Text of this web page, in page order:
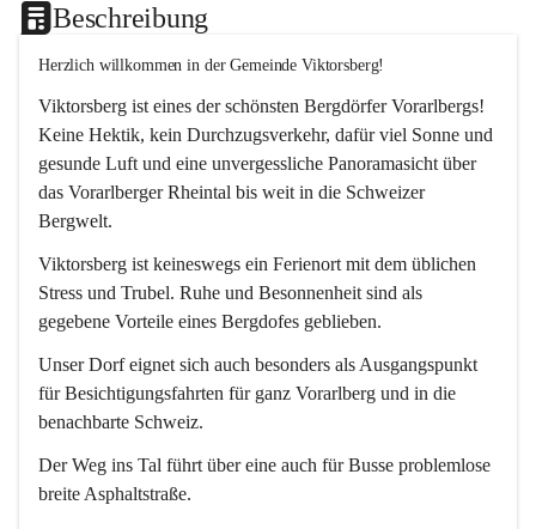
Beschreibung
Herzlich willkommen in der Gemeinde Viktorsberg!
Viktorsberg ist eines der schönsten Bergdörfer Vorarlbergs!
Keine Hektik, kein Durchzugsverkehr, dafür viel Sonne und
gesunde Luft und eine unvergessliche Panoramasicht über
das Vorarlberger Rheintal bis weit in die Schweizer
Bergwelt.
Viktorsberg ist keineswegs ein Ferienort mit dem üblichen
Stress und Trubel. Ruhe und Besonnenheit sind als
gegebene Vorteile eines Bergdofes geblieben.
Unser Dorf eignet sich auch besonders als Ausgangspunkt
für Besichtigungsfahrten für ganz Vorarlberg und in die
benachbarte Schweiz.
Der Weg ins Tal führt über eine auch für Busse problemlose
breite Asphaltstraße.